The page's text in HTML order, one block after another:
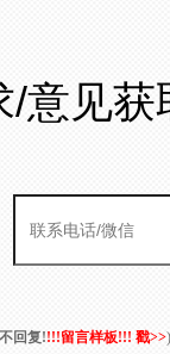
意见获
回复!!!!留言样板!!! 戳>>